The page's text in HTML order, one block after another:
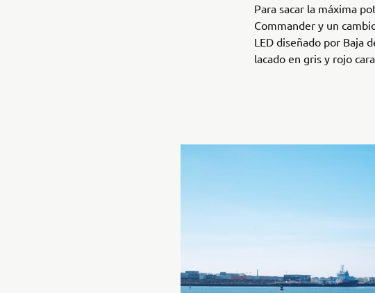
Para sacar la máxima
Commander y un
LED diseñado por Baja
lacado en gris y rojo